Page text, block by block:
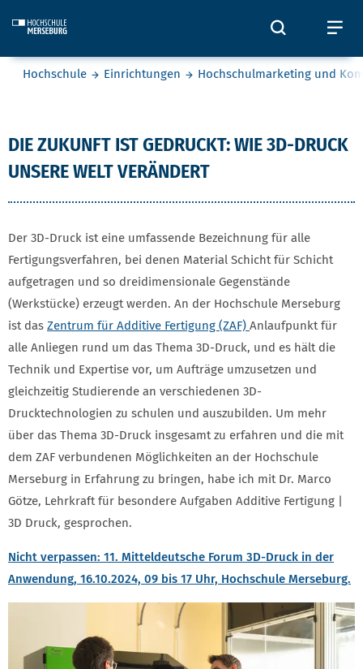
Öffnet
Sie befinden sich hier:
Hochschule Einrichtungen Hochschulmarketing und
DIE ZUKUNFT IST GEDRUCKT: WIE 3D-DRUCK
UNSERE WELT VERÄNDERT
Der 3D-Druck ist eine umfassende Bezeichnung für alle
Fertigungsverfahren, bei denen Material Schicht für Schicht
aufgetragen und so dreidimensionale Gegenstände
(Werkstücke) erzeugt werden. An der Hochschule Merseburg
ist das Zentrum für Additive Fertigung (ZAF) Anlaufpunkt für
alle Anliegen rund um das Thema 3D-Druck, und es hält die
Technik und Expertise vor, um Aufträge umzusetzen und
gleichzeitig Studierende an verschiedenen 3D-
Drucktechnologien zu schulen und auszubilden. Um mehr
über das Thema 3D-Druck insgesamt zu erfahren und die mit
dem ZAF verbundenen Möglichkeiten an der Hochschule
Merseburg in Erfahrung zu bringen, habe ich mit Dr. Marco
Götze, Lehrkraft für besondere Aufgaben Additive Fertigung |
3D Druck, gesprochen.
Nicht verpassen: 11. Mitteldeutsche Forum 3D-Druck in der
Anwendung, 16.10.2024, 09 bis 17 Uhr, Hochschule Merseburg.